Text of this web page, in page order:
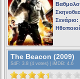
Σενάριο:
The Beacon (2009)
S4F : 3.8 (4 votes) | iMDB: 4.6